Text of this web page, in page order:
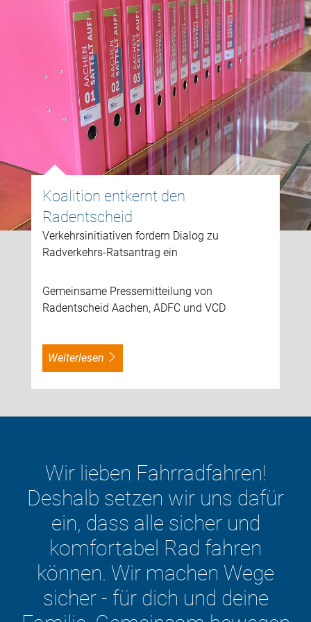
Koalition entkernt den
Radentscheid
Verkehrsinitiativen fordern Dialog zu
Radverkehrs-Ratsantrag ein
Gemeinsame Pressemitteilung von
Radentscheid Aachen, ADFC und VCD
weiterlesen
Der ADFC ist der größte
Fahrrad-Club weltweit mit über
240.000 Mitgliedern in ganz
Deutschland. Im Kreisverband
Aachen/Düren mit über 2.000
Mitgliedern setzen wir uns